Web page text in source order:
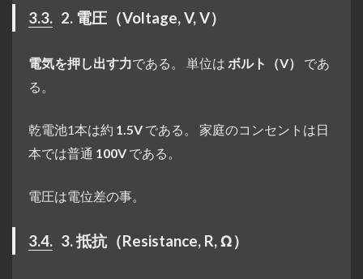
3.3. 2. 電圧（Voltage, V, V）
電気を押し出す力である。 単位は ボルト（V）
であ
る。
乾電池1本は約 1.5V である。 家庭のコンセントは日
本では普通 100V である。
電圧は電位差の事。
3.4. 3. 抵抗（Resistance, R, Ω）